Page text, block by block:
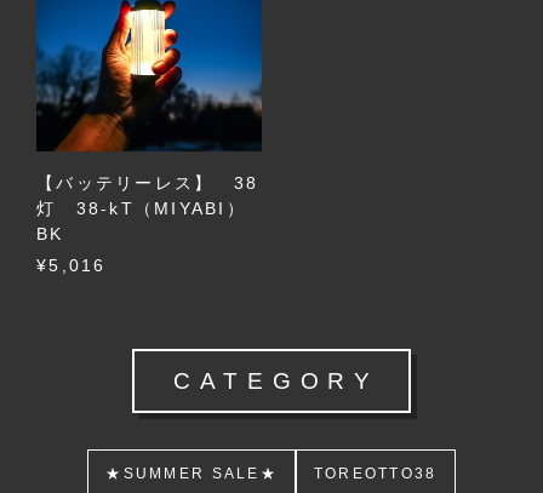
【バッテリーレス】 38
灯 38-kT（MIYABI）
BK
¥5,016
CATEGORY
★SUMMER SALE★ TOREOTTO38